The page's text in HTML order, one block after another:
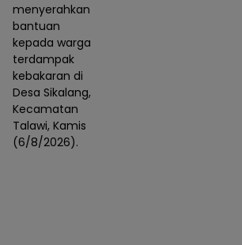
menyerahkan
bantuan
kepada warga
terdampak
kebakaran di
Desa Sikalang,
Kecamatan
Talawi, Kamis
(6/8/2026).